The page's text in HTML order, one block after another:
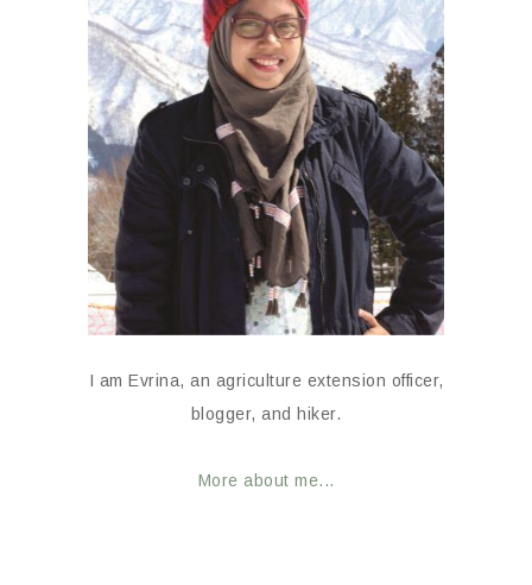
I am Evrina, an agriculture extension officer,
blogger, and hiker.
More about me...